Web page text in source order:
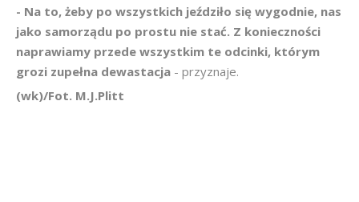
- Na to, żeby po wszystkich jeździło się wygodnie, nas
jako samorządu po prostu nie stać. Z konieczności
naprawiamy przede wszystkim te odcinki, którym
grozi zupełna dewastacja - przyznaje.
(wk)/Fot. M.J.Plitt